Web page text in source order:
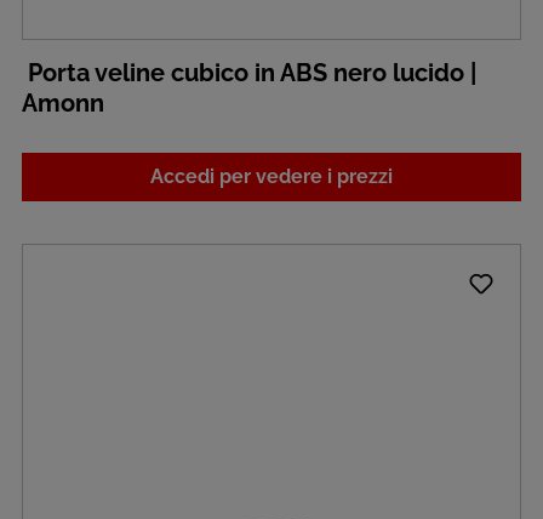
Porta veline cubico in ABS nero lucido |
Amonn
Accedi per vedere i prezzi